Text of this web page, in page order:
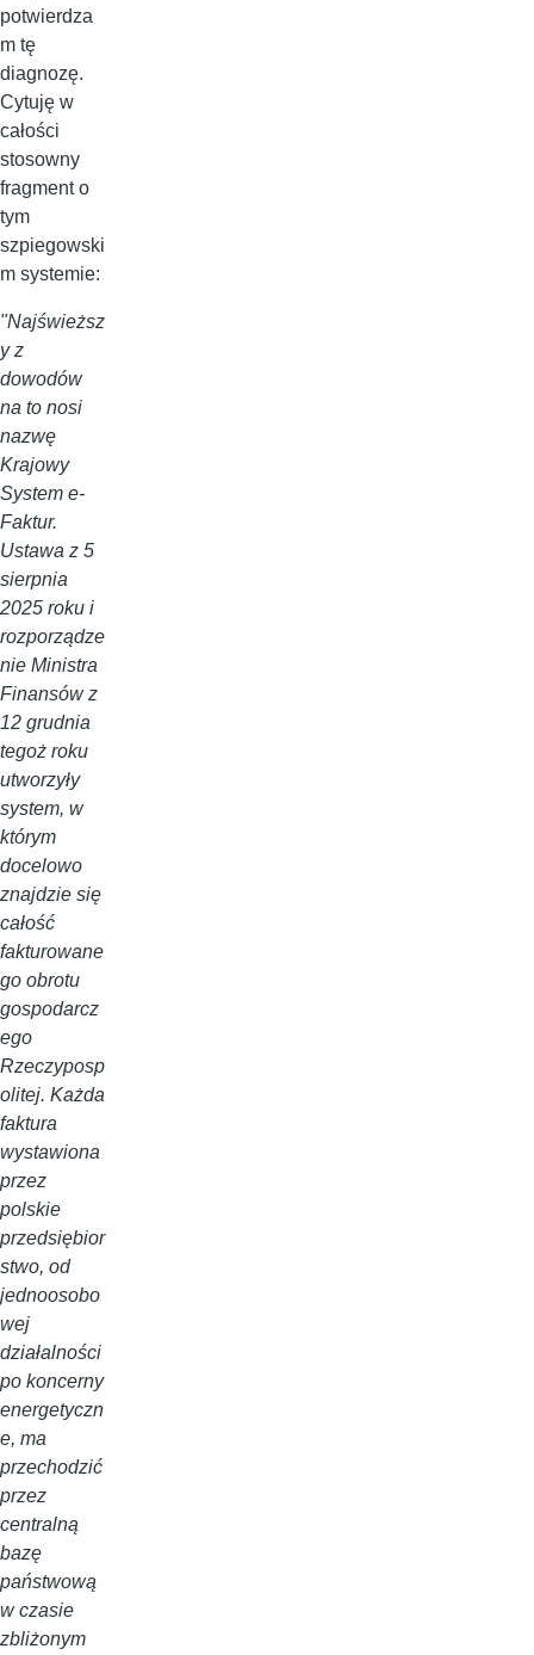
potwierdza
m tę
diagnozę.
Cytuję w
całości
stosowny
fragment o
tym
szpiegowski
m systemie:
"Najświeższ
y z
dowodów
na to nosi
nazwę
Krajowy
System e-
Faktur.
Ustawa z 5
sierpnia
2025 roku i
rozporządze
nie Ministra
Finansów z
12 grudnia
tegoż roku
utworzyły
system, w
którym
docelowo
znajdzie się
całość
fakturowane
go obrotu
gospodarcz
ego
Rzeczyposp
olitej. Każda
faktura
wystawiona
przez
polskie
przedsiębior
stwo, od
jednoosobo
wej
działalności
po koncerny
energetyczn
e, ma
przechodzić
przez
centralną
bazę
państwową
w czasie
zbliżonym